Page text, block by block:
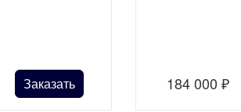
Заказать 184 000 ₽